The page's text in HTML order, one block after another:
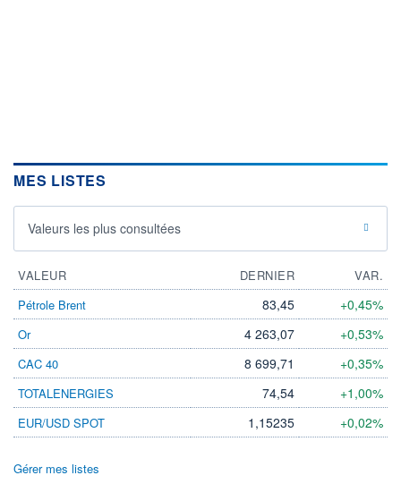
MES LISTES
Valeurs les plus consultées
VALEUR DERNIER
VAR.
Pétrole Brent
83,45 +0,45%
Or 4 263,07 +0,53%
CAC 40 8 699,71 +0,35%
TOTALENERGIES 74,54 +1,00%
EUR/USD SPOT 1,15235 +0,02%
Gérer mes listes